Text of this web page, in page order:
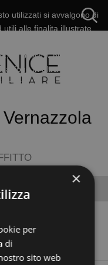
utilizzati si avvalgono di
alle finalita illustrate
policy. Chiudendo
in altra maniera
cookie.
×
per
di
sito web